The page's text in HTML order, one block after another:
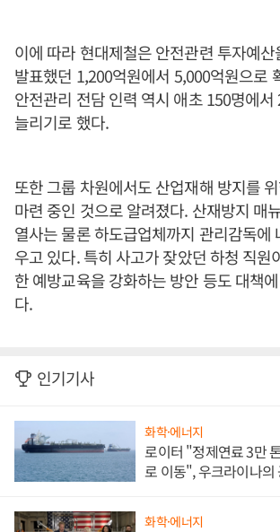
이에 따라 현대제철은 안전관련 투자예
발표했던 1,200억원에서 5,000억원으로
안전관리 전담 인력 역시 애초 150명에
늘리기로 했다.
또한 그룹 차원에서도 산업재해 방지를
마련 중인 것으로 알려졌다. 산재방지 매
열사는 물론 하도급업체까지 관리감독에
우고 있다. 특히 사고가 잦았던 하청 직원
한 예방교육을 강화하는 방안 등도 대책
다.
인기기사
화학·에너지
로이터 "정제연료 3만
로 이동", 우크라이나의
화학·에너지